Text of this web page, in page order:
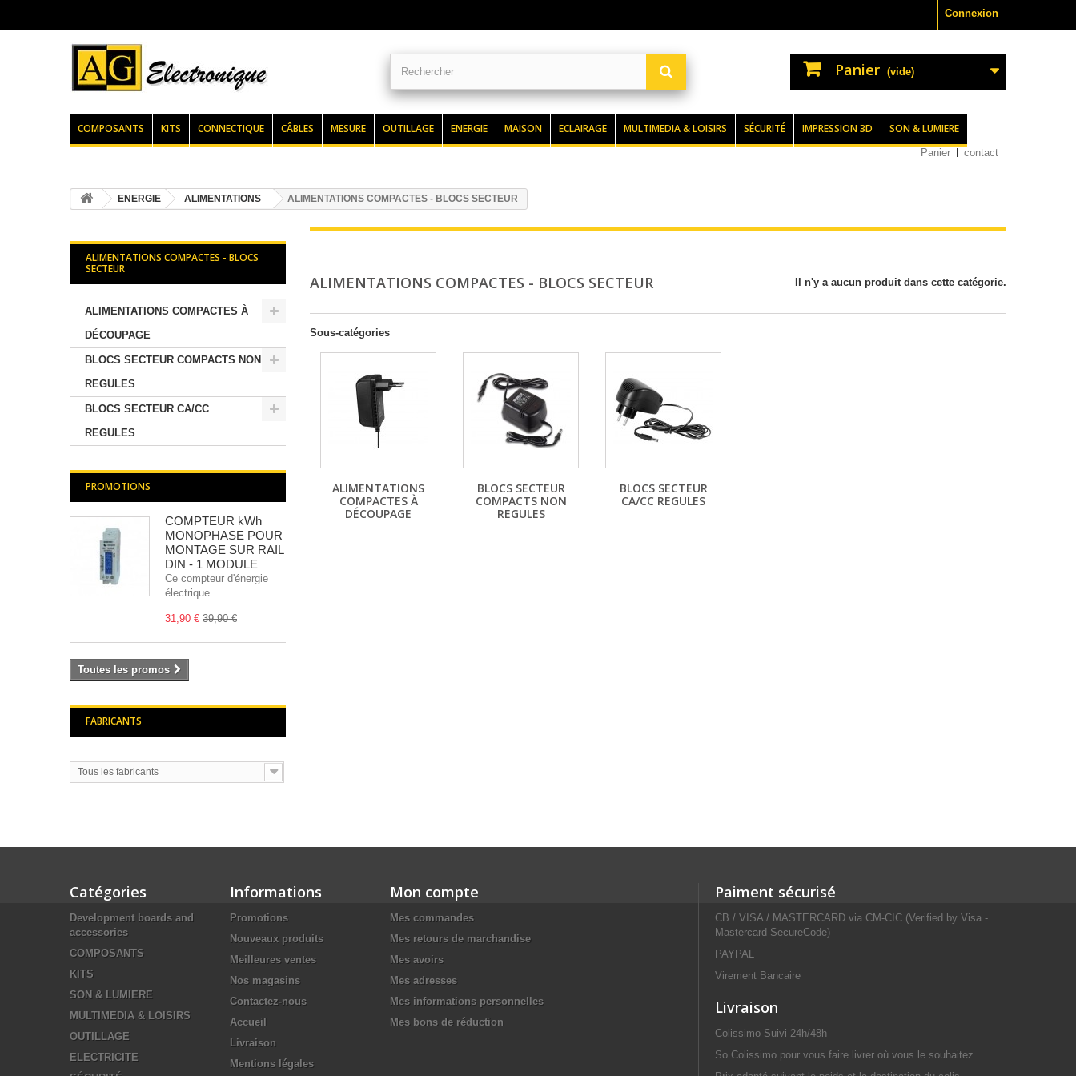
Connexion
Panier (vide)
COMPOSANTS KITS CONNECTIQUE CÂBLES MESURE OUTILLAGE ENERGIE MAISON ECLAIRAGE MULTIMEDIA & LOISIRS SÉCURITÉ IMPRESSION 3D SON & LUMIERE
Panier contact
ENERGIE ALIMENTATIONS ALIMENTATIONS COMPACTES - BLOCS SECTEUR
ALIMENTATIONS COMPACTES - BLOCS
SECTEUR
ALIMENTATIONS COMPACTES À
DÉCOUPAGE
BLOCS SECTEUR COMPACTS NON
REGULES
BLOCS SECTEUR CA/CC
REGULES
PROMOTIONS
COMPTEUR kWh
MONOPHASE POUR
MONTAGE SUR RAIL
DIN - 1 MODULE
Ce compteur d'énergie
électrique...
31,90 € 39,90 €
Toutes les promos
FABRICANTS
Tous les fabricants
ALIMENTATIONS COMPACTES - BLOCS SECTEUR Il n'y a aucun produit dans cette catégorie.
Sous-catégories
ALIMENTATIONS
COMPACTES À
DÉCOUPAGE
BLOCS SECTEUR
COMPACTS NON
REGULES
BLOCS SECTEUR
CA/CC REGULES
Catégories
Development boards and
accessories
COMPOSANTS
KITS
SON & LUMIERE
MULTIMEDIA & LOISIRS
OUTILLAGE
ELECTRICITE
Informations
Promotions
Nouveaux produits
Meilleures ventes
Nos magasins
Contactez-nous
Accueil
Livraison
Mentions légales
Mon compte
Mes commandes
Mes retours de marchandise
Mes avoirs
Mes adresses
Mes informations personnelles
Mes bons de réduction
Paiment sécurisé
CB / VISA / MASTERCARD via CM-CIC (Verified by Visa -
Mastercard SecureCode)
PAYPAL
Virement Bancaire
Livraison
Colissimo Suivi 24h/48h
So Colissimo pour vous faire livrer où vous le souhaitez